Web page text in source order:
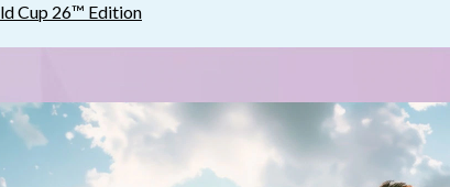
Cup 26™ Edition